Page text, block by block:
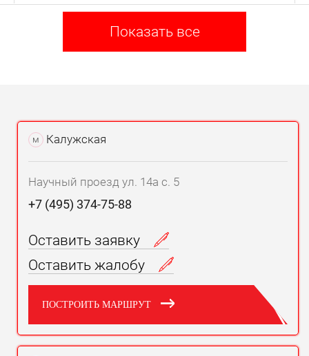
Показать все
м Калужская
Научный проезд ул. 14а с. 5
+7 (495) 374-75-88
Оставить заявку
Оставить жалобу
ПОСТРОИТЬ МАРШРУТ